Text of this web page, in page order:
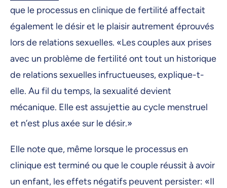
que le processus en clinique de fertilité affectait
également le désir et le plaisir autrement éprouvés
lors de relations sexuelles. «Les couples aux prises
avec un problème de fertilité ont tout un historique
de relations sexuelles infructueuses, explique-t-
elle. Au fil du temps, la sexualité devient
mécanique. Elle est assujettie au cycle menstruel
et n’est plus axée sur le désir.»
Elle note que, même lorsque le processus en
clinique est terminé ou que le couple réussit à avoir
un enfant, les effets négatifs peuvent persister: «Il